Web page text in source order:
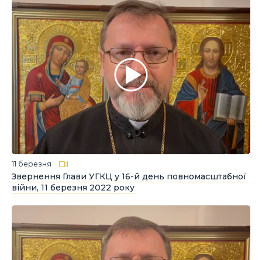
11 березня
Звернення Глави УГКЦ у 16-й день повномасштабної
війни, 11 березня 2022 року